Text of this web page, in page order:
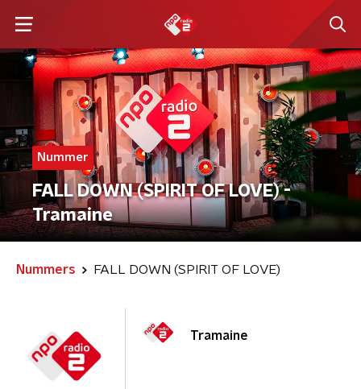
Nummer
FALL DOWN (SPIRIT OF LOVE) -
Tramaine
Nummers FALL DOWN (SPIRIT OF LOVE)
Tramaine